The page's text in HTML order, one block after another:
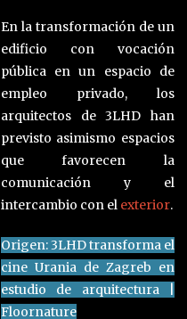
En la transformación de un
edificio con vocación
pública en un espacio de
empleo privado, los
arquitectos de 3LHD han
previsto asimismo espacios
que favorecen la
comunicación y el
intercambio con el exterior.
Origen: 3LHD transforma el
cine Urania de Zagreb en
estudio de arquitectura |
Floornature